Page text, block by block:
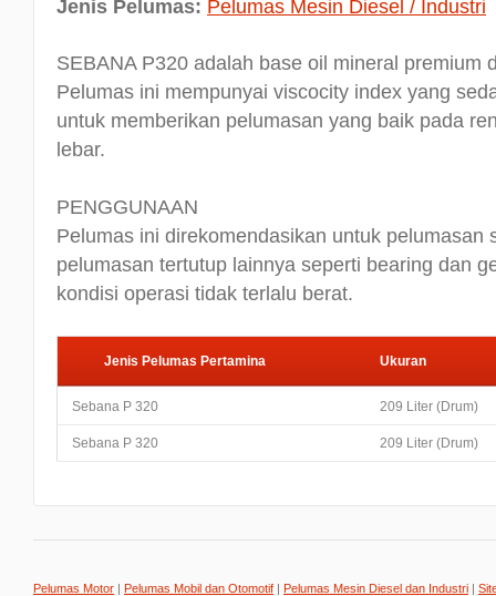
Jenis Pelumas: Pelumas Mesin Diesel / Industri
SEBANA P320 adalah base oil mineral premium
Pelumas ini mempunyai viscocity index yang
untuk memberikan pelumasan yang baik pada
lebar.
PENGGUNAAN
Pelumas ini direkomendasikan untuk pelumasan
pelumasan tertutup lainnya seperti bearing dan
kondisi operasi tidak terlalu berat.
Jenis Pelumas Pertamina Ukuran
Sebana P 320 209 Liter (Drum)
Sebana P 320 209 Liter (Drum)
Pelumas Motor | Pelumas Mobil dan Otomotif | Pelumas Mesin Diesel dan Industri |